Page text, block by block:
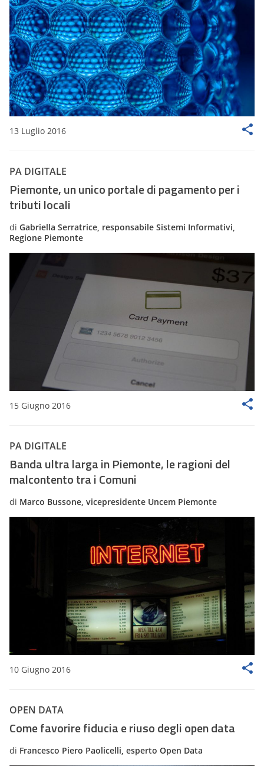
13 Luglio 2016
PA DIGITALE
Piemonte, un unico portale di pagamento per i
tributi locali
di Gabriella Serratrice, responsabile Sistemi Informativi,
Regione Piemonte
15 Giugno 2016
PA DIGITALE
Banda ultra larga in Piemonte, le ragioni del
malcontento tra i Comuni
di Marco Bussone, vicepresidente Uncem Piemonte
10 Giugno 2016
OPEN DATA
Come favorire fiducia e riuso degli open data
di Francesco Piero Paolicelli, esperto Open Data